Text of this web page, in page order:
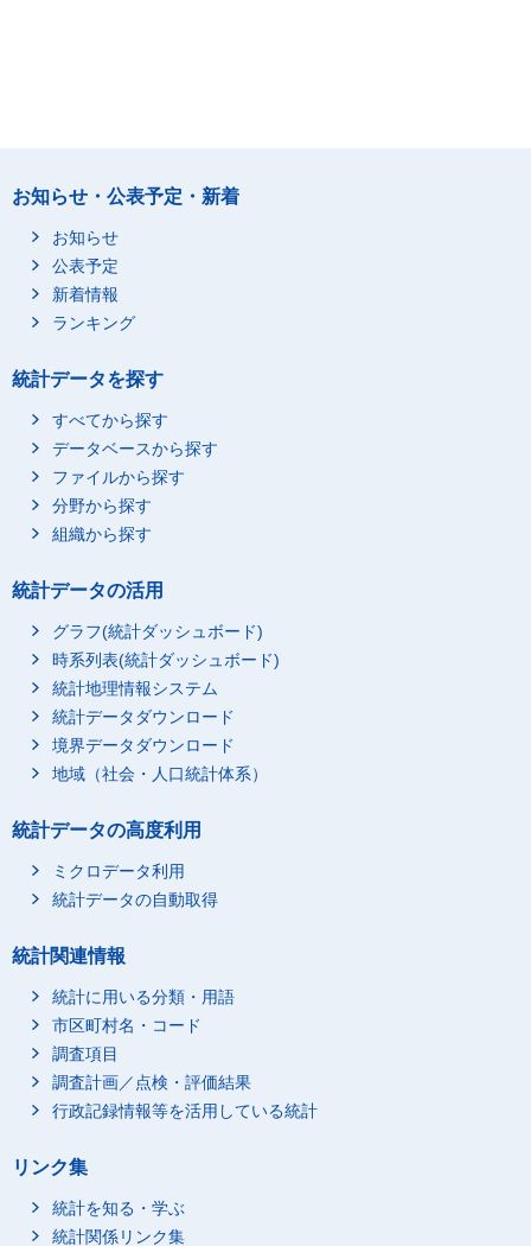
お知らせ・公表予定・新着
お知らせ
公表予定
新着情報
ランキング
統計データを探す
すべてから探す
データベースから探す
ファイルから探す
分野から探す
組織から探す
統計データの活用
グラフ(統計ダッシュボード)
時系列表(統計ダッシュボード)
統計地理情報システム
統計データダウンロード
境界データダウンロード
地域（社会・人口統計体系）
統計データの高度利用
ミクロデータ利用
統計データの自動取得
統計関連情報
統計に用いる分類・用語
市区町村名・コード
調査項目
調査計画／点検・評価結果
行政記録情報等を活用している統計
リンク集
統計を知る・学ぶ
統計関係リンク集